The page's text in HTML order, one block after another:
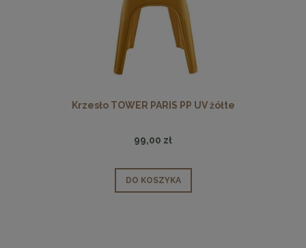
Krzesło TOWER PARIS PP UV żółte
99,00 zł
DO KOSZYKA